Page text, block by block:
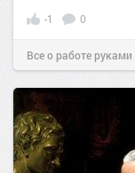
-1 0
Все о работе руками